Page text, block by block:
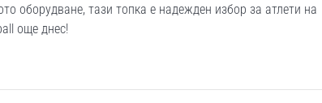
оборудване, тази топка е надежден избор за атлети на
още днес!